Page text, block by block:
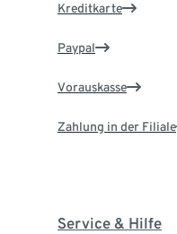
Kreditkarte
Paypal
Vorauskasse
Zahlung in der Filiale
Service & Hilfe